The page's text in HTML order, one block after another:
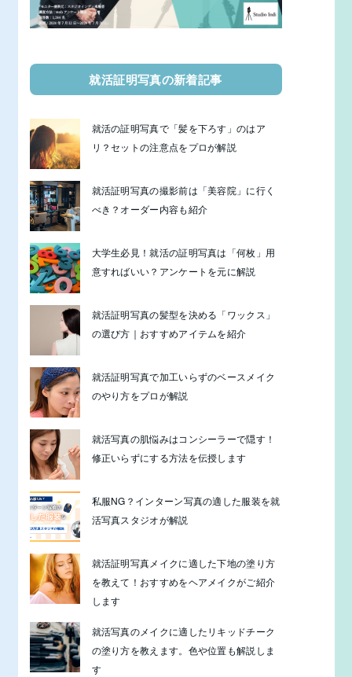
就活証明写真の新着記事
就活の証明写真で「髪を下ろす」のはア
リ？セットの注意点をプロが解説
就活証明写真の撮影前は「美容院」に行く
べき？オーダー内容も紹介
大学生必見！就活の証明写真は「何枚」用
意すればいい？アンケートを元に解説
就活証明写真の髪型を決める「ワックス」
の選び方｜おすすめアイテムを紹介
就活証明写真で加工いらずのベースメイク
のやり方をプロが解説
就活写真の肌悩みはコンシーラーで隠す！
修正いらずにする方法を伝授します
私服NG？インターン写真の適した服装を就
活写真スタジオが解説
就活証明写真メイクに適した下地の塗り方
を教えて！おすすめをヘアメイクがご紹介
します
就活写真のメイクに適したリキッドチーク
の塗り方を教えます。色や位置も解説しま
す